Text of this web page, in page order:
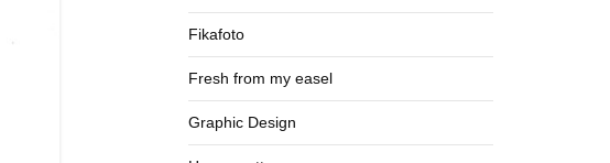
Fikafoto
Fresh from my easel
Graphic Design